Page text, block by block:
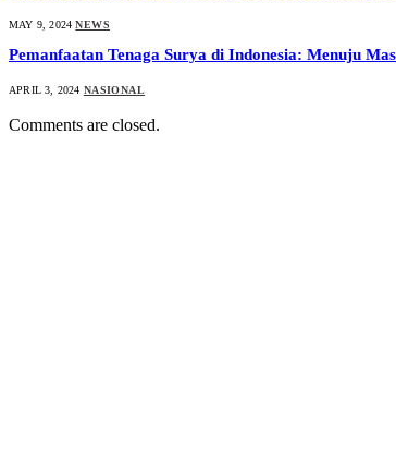
MAY 9, 2024 NEWS
Pemanfaatan Tenaga Surya di Indonesia: Menuju
APRIL 3, 2024 NASIONAL
Comments are closed.